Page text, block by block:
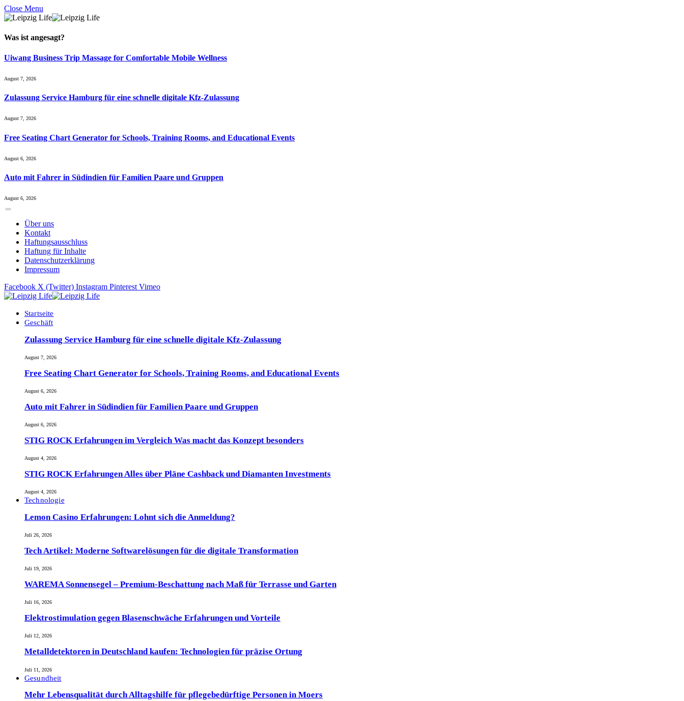
Close Menu
Was ist angesagt?
Uiwang Business Trip Massage for Comfortable Mobile Wellness
August 7, 2026
Zulassung Service Hamburg für eine schnelle digitale Kfz-Zulassung
August 7, 2026
Free Seating Chart Generator for Schools, Training Rooms, and Educational Events
August 6, 2026
Auto mit Fahrer in Südindien für Familien Paare und Gruppen
August 6, 2026
Über uns
Kontakt
Haftungsausschluss
Haftung für Inhalte
Datenschutzerklärung
Impressum
Facebook X (Twitter) Instagram Pinterest Vimeo
Startseite
Geschäft
Zulassung Service Hamburg für eine schnelle digitale Kfz-Zulassung
August 7, 2026
Free Seating Chart Generator for Schools, Training Rooms, and Educational Events
August 6, 2026
Auto mit Fahrer in Südindien für Familien Paare und Gruppen
August 6, 2026
STIG ROCK Erfahrungen im Vergleich Was macht das Konzept besonders
August 4, 2026
STIG ROCK Erfahrungen Alles über Pläne Cashback und Diamanten Investments
August 4, 2026
Technologie
Lemon Casino Erfahrungen: Lohnt sich die Anmeldung?
Juli 26, 2026
Tech Artikel: Moderne Softwarelösungen für die digitale Transformation
Juli 19, 2026
WAREMA Sonnensegel – Premium-Beschattung nach Maß für Terrasse und Garten
Juli 16, 2026
Elektrostimulation gegen Blasenschwäche Erfahrungen und Vorteile
Juli 12, 2026
Metalldetektoren in Deutschland kaufen: Technologien für präzise Ortung
Juli 11, 2026
Gesundheit
Mehr Lebensqualität durch Alltagshilfe für pflegebedürftige Personen in Moers